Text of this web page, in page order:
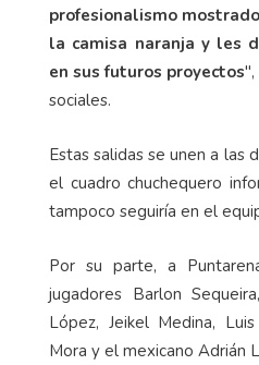
profesionalismo
la camisa naranja y les
en sus futuros proyectos",
sociales.
Estas salidas se unen a las
el cuadro chuchequero
tampoco seguiría en el
Por su parte, a
jugadores Barlon
López, Jeikel Medina,
Mora y el mexicano Adrián